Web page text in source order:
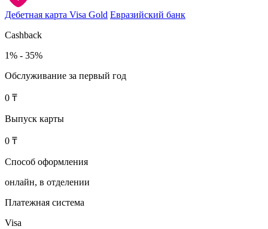
Дебетная карта Visa Gold Евразийский банк
Cashback
1% - 35%
Обслуживание за первый год
0 ₸
Выпуск карты
0 ₸
Способ оформления
онлайн, в отделении
Платежная система
Visa